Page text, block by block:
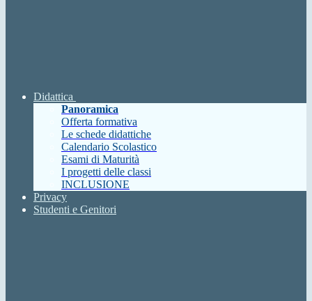
Didattica
Panoramica
Offerta formativa
Le schede didattiche
Calendario Scolastico
Esami di Maturità
I progetti delle classi
INCLUSIONE
Privacy
Studenti e Genitori